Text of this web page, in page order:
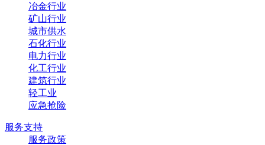
冶金行业
矿山行业
城市供水
石化行业
电力行业
化工行业
建筑行业
轻工业
应急抢险
服务支持
服务政策